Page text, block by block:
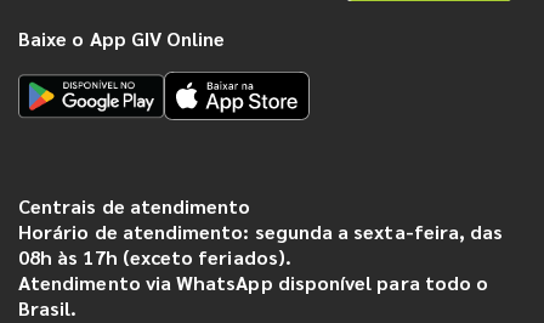
Baixe o App GIV Online
Centrais de atendimento
Horário de atendimento: segunda a sexta-feira, das
08h às 17h (exceto feriados).
Atendimento via WhatsApp disponível para todo o
Brasil.